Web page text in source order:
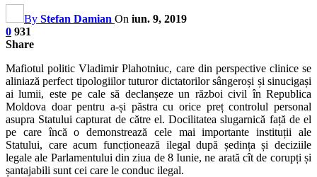
By Stefan Damian On iun. 9, 2019
0 931
Share
Mafiotul politic Vladimir Plahotniuc, care din perspective clinice se
aliniază perfect tipologiilor tuturor dictatorilor sângeroși și sinucigași
ai lumii, este pe cale să declanșeze un război civil în Republica
Moldova doar pentru a-și păstra cu orice preț controlul personal
asupra Statului capturat de către el. Docilitatea slugarnică față de el
pe care încă o demonstrează cele mai importante instituții ale
Statului, care acum funcționează ilegal după ședința și deciziile
legale ale Parlamentului din ziua de 8 Iunie, ne arată cît de corupți și
șantajabili sunt cei care le conduc ilegal.